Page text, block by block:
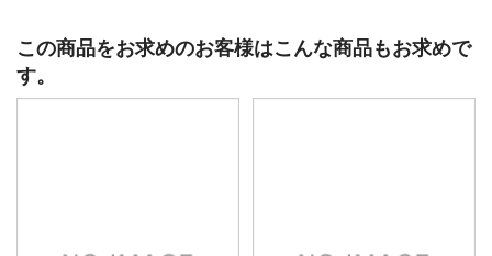
この商品をお求めのお客様はこんな商品もお求めで
す。